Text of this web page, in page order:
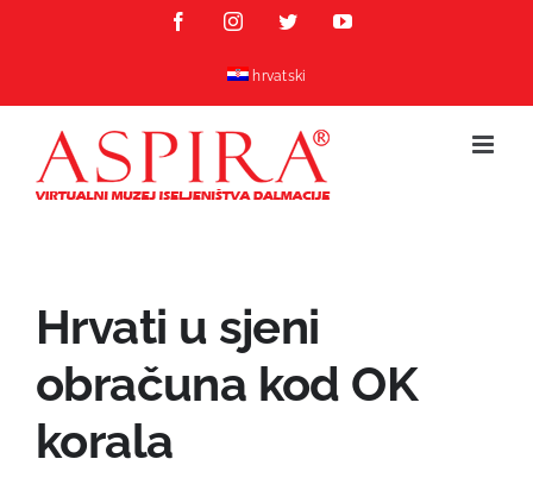
FacebookInstagramTwitterYouTube
hrvatski
Hrvati u sjeni
obračuna kod OK
korala